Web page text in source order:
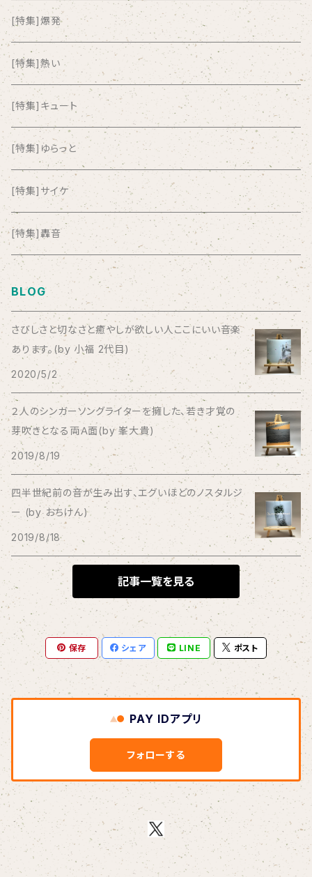
ALL ITEM 10 TIMES
Amia Calva
Amsterdamned
ANYO
And Summer Club
anticlockwise
Aysula
Bad Operation
Bagus!
BBBBBBB
The BEG
The Beths
THE BLACK SHANSONS
BLONDnewHALF
Blondy
BOAR HUNTER
bud&harbor
Bulbs Of Passion
B玉
Calme Adiction
CANDY
[特集]爆発
[特集]熱い
[特集]キュート
[特集]ゆらっと
[特集]サイケ
[特集]轟音
BLOG
さびしさと切なさと癒やしが欲しい人ここにいい音楽
あります。(by 小福 2代目)
2020/5/2
２人のシンガーソングライターを擁した、若き才覚の
芽吹きとなる両Ａ面(by 峯大貴)
2019/8/19
四半世紀前の音が生み出す、エグいほどのノスタルジ
ー (by おちけん)
2019/8/18
記事一覧を見る
保存 シェア LINE ポスト
PAY IDアプリ
フォローする